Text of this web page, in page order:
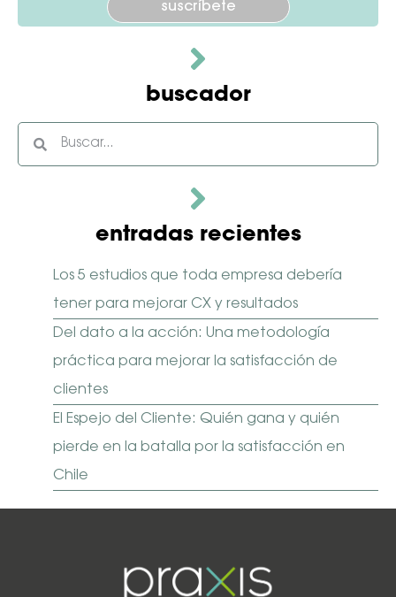
Por favor, deja este campo vacío.
buscador
entradas recientes
Los 5 estudios que toda empresa debería
tener para mejorar CX y resultados
Del dato a la acción: Una metodología
práctica para mejorar la satisfacción de
clientes
El Espejo del Cliente: Quién gana y quién
pierde en la batalla por la satisfacción en
Chile